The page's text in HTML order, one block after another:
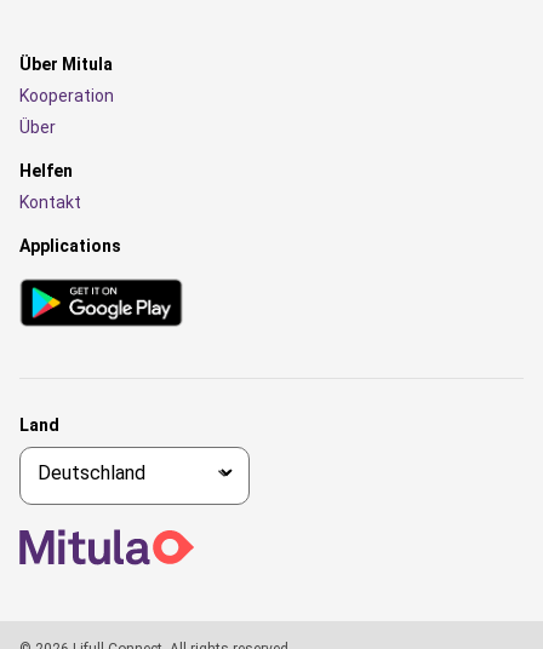
Über Mitula
Kooperation
Über
Helfen
Kontakt
Applications
Land